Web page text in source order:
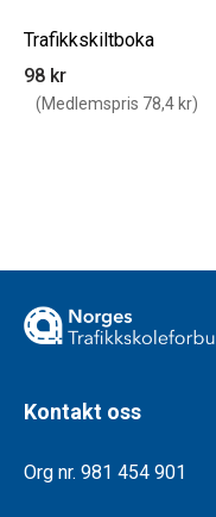
Trafikkskiltboka
98 kr
(Medlemspris 78,4 kr)
Kontakt oss
Org nr. 981 454 901